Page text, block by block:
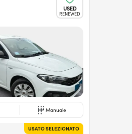
USED
RENEWED
Manuale
USATO SELEZIONATO